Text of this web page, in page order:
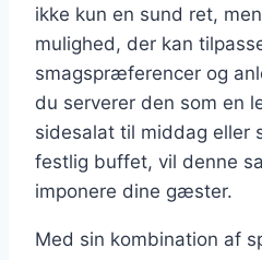
ikke kun en sund ret,
mulighed, der kan
smagspræferencer og
du serverer den som en
sidesalat til middag eller
festlig buffet, vil denne
imponere dine gæster.
Med sin kombination af